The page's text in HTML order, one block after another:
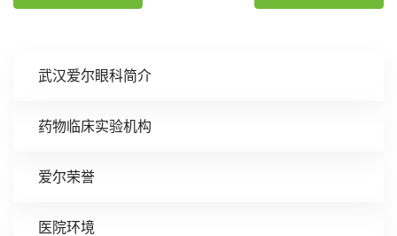
武汉爱尔眼科简介
药物临床实验机构
爱尔荣誉
医院环境